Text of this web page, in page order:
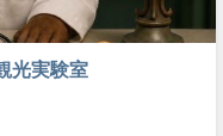
光実験室